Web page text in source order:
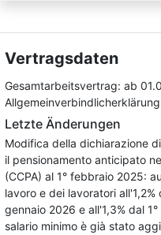
Vertragsdaten
Gesamtarbeitsvertrag: ab
Letzte Änderungen
Modifica della dichiarazione
il pensionamento anticipato
(CCPA) al 1° febbraio 2025:
lavoro e dei lavoratori all'1,2%
gennaio 2026 e all'1,3% dal
salario minimo è già stato